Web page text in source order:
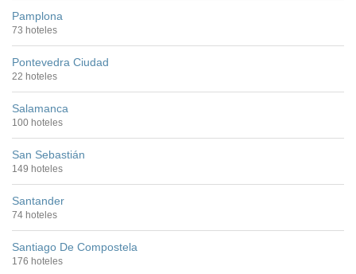
Pamplona
73 hoteles
Pontevedra Ciudad
22 hoteles
Salamanca
100 hoteles
San Sebastián
149 hoteles
Santander
74 hoteles
Santiago De Compostela
176 hoteles